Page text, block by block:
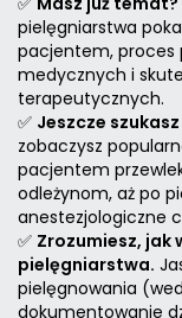
pielęgniarstwa
pacjentem, proces
medycznych i
terapeutycznych.
✅ Jeszcze
zobaczysz
pacjentem
odleżynom, aż po
anestezjologiczne
✅ Zrozumiesz, jak
pielęgniarstwa.
pielęgnowania
dokumentowanie